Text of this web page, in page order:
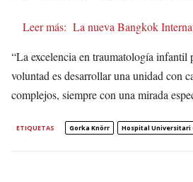
Leer más: La nueva Bangkok
“La excelencia en traumatología
voluntad es desarrollar una unidad con
complejos, siempre con una mirada
ETIQUETAS Gorka Knörr Hospital Universitari